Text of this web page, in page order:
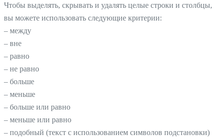
Чтобы выделять, скрывать и удалять целые строки и столбцы,
вы можете использовать следующие критерии:
– между
– вне
– равно
– не равно
– больше
– меньше
– больше или равно
– меньше или равно
– подобный (текст с использованием символов подстановки)